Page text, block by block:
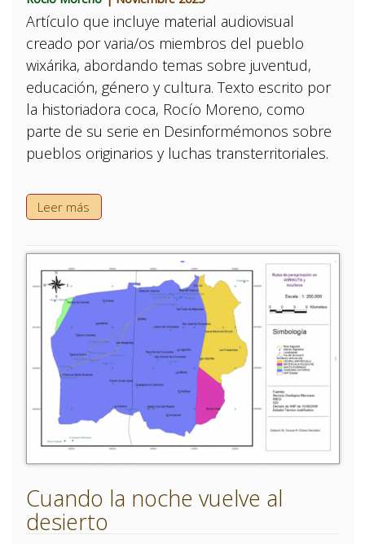
Artículo que incluye material audiovisual
creado por varia/os miembros del pueblo
wixárika, abordando temas sobre juventud,
educación, género y cultura. Texto escrito por
la historiadora coca, Rocío Moreno, como
parte de su serie en Desinformémonos sobre
pueblos originarios y luchas transterritoriales.
Leer más
Cuando la noche vuelve al
desierto